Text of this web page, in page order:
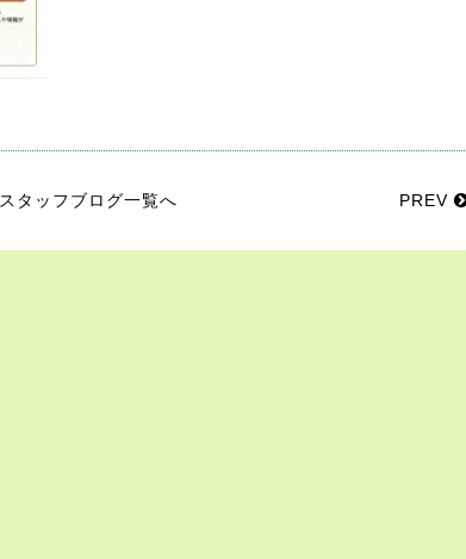
スタッフブログ一覧へ PREV